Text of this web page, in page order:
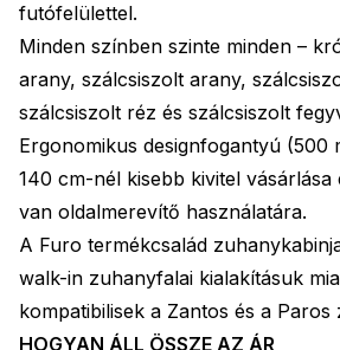
futófelülettel.
Minden színben szinte minden –
arany, szálcsiszolt arany,
szálcsiszolt réz és szálcsiszolt
Ergonomikus designfogantyú (500
140 cm-nél kisebb kivitel vásárlása
van oldalme­revítő használatára.
A Furo termékcsalád
walk-in zuhanyfalai kialakításuk
kompatibilisek a Zantos és a Paros
HOGYAN ÁLL ÖSSZE AZ ÁR